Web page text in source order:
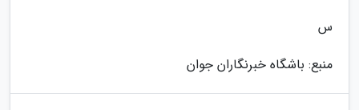
س
منبع: باشگاه خبرنگاران جوان